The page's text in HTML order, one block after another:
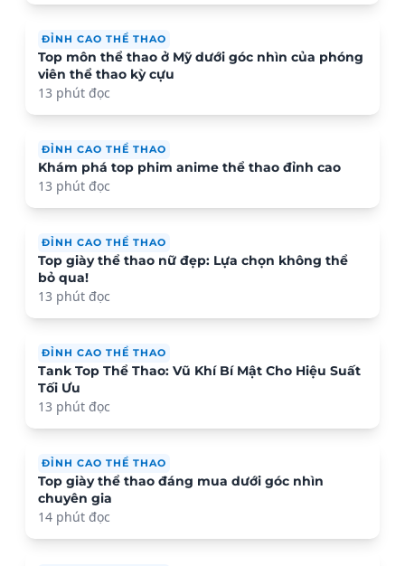
ĐỈNH CAO THỂ THAO
Top môn thể thao ở Mỹ dưới góc nhìn của phóng
viên thể thao kỳ cựu
13 phút đọc
ĐỈNH CAO THỂ THAO
Khám phá top phim anime thể thao đỉnh cao
13 phút đọc
ĐỈNH CAO THỂ THAO
Top giày thể thao nữ đẹp: Lựa chọn không thể
bỏ qua!
13 phút đọc
ĐỈNH CAO THỂ THAO
Tank Top Thể Thao: Vũ Khí Bí Mật Cho Hiệu Suất
Tối Ưu
13 phút đọc
ĐỈNH CAO THỂ THAO
Top giày thể thao đáng mua dưới góc nhìn
chuyên gia
14 phút đọc